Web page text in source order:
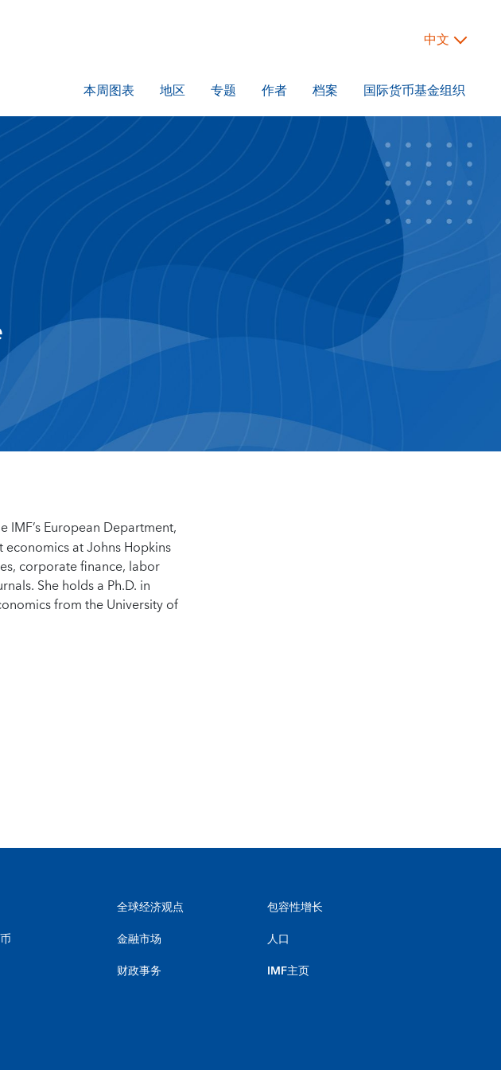
中文
本周图表 地区 专题 作者 档案 国际货币基金组织
IMF’s European Department,
at Johns Hopkins
corporate finance, labor
She holds a Ph.D. in
from the University of
全球经济观点
金融市场
财政事务
包容性增长
人口
IMF主页